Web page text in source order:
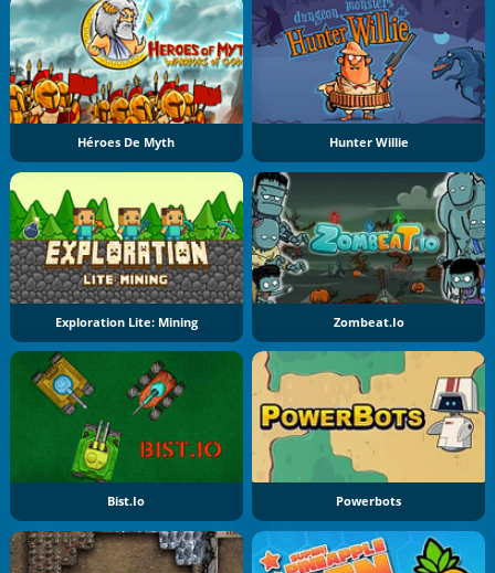
Héroes De Myth Hunter Willie
Exploration Lite: Mining Zombeat.io
Bist.io Powerbots